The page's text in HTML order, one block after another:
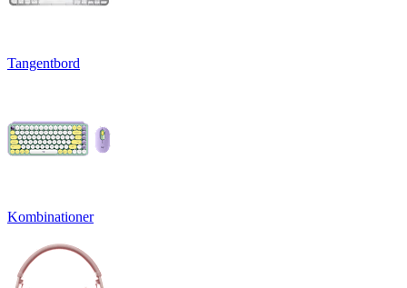
Tangentbord
Kombinationer